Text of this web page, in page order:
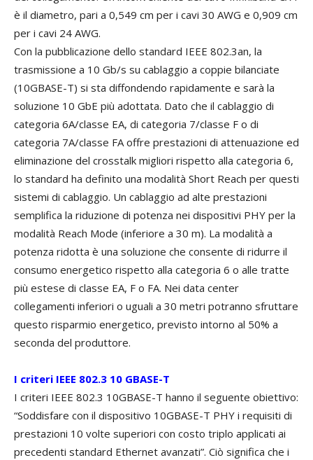
è il diametro, pari a 0,549 cm per i cavi 30 AWG e 0,909 cm
per i cavi 24 AWG.
Con la pubblicazione dello standard IEEE 802.3an, la
trasmissione a 10 Gb/s su cablaggio a coppie bilanciate
(10GBASE-T) si sta diffondendo rapidamente e sarà la
soluzione 10 GbE più adottata. Dato che il cablaggio di
categoria 6A/classe EA, di categoria 7/classe F o di
categoria 7A/classe FA offre prestazioni di attenuazione ed
eliminazione del crosstalk migliori rispetto alla categoria 6,
lo standard ha definito una modalità Short Reach per questi
sistemi di cablaggio. Un cablaggio ad alte prestazioni
semplifica la riduzione di potenza nei dispositivi PHY per la
modalità Reach Mode (inferiore a 30 m). La modalità a
potenza ridotta è una soluzione che consente di ridurre il
consumo energetico rispetto alla categoria 6 o alle tratte
più estese di classe EA, F o FA. Nei data center
collegamenti inferiori o uguali a 30 metri potranno sfruttare
questo risparmio energetico, previsto intorno al 50% a
seconda del produttore.
I criteri IEEE 802.3 10 GBASE-T
I criteri IEEE 802.3 10GBASE-T hanno il seguente obiettivo:
“Soddisfare con il dispositivo 10GBASE-T PHY i requisiti di
prestazioni 10 volte superiori con costo triplo applicati ai
precedenti standard Ethernet avanzati”. Ciò significa che i